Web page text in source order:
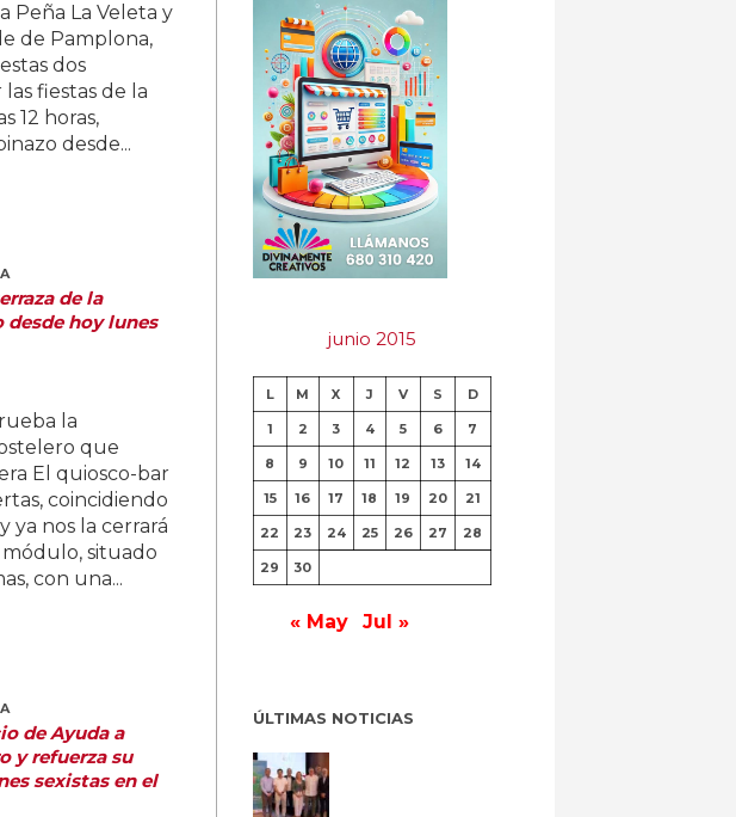
Peña La Veleta y
de Pamplona,
dos
fiestas de la
12 horas,
desde...
de la
desde hoy lunes
la
que
El quiosco-bar
coincidiendo
ya nos la cerrará
módulo, situado
con una...
de Ayuda a
y refuerza su
sexistas en el
junio 2015
L M X J V S D
1 2 3 4 5 6 7
8 9 10 11 12 13 14
15 16 17 18 19 20 21
22 23 24 25 26 27 28
29 30
« May Jul »
ÚLTIMAS NOTICIAS